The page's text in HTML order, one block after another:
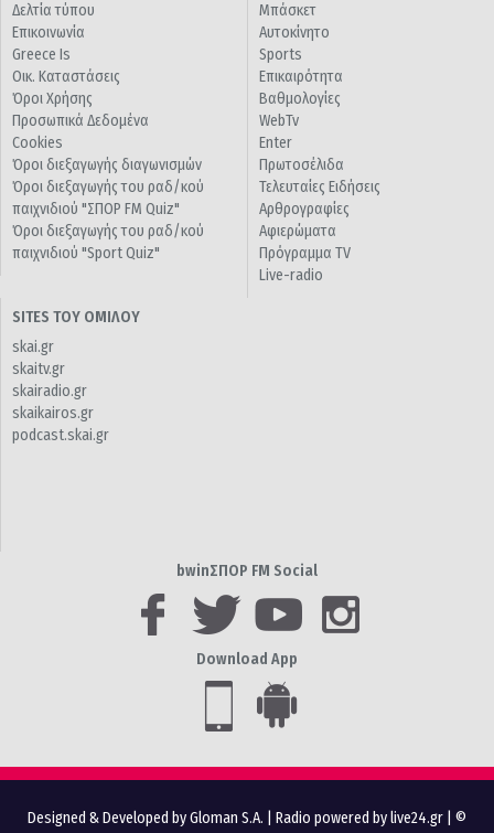
Δελτία τύπου
Επικοινωνία
Greece Is
Οικ. Καταστάσεις
Όροι Χρήσης
Προσωπικά Δεδομένα
Cookies
Όροι διεξαγωγής διαγωνισμών
Όροι διεξαγωγής του ραδ/κού
παιχνιδιού "ΣΠΟΡ FM Quiz"
Όροι διεξαγωγής του ραδ/κού
παιχνιδιού "Sport Quiz"
Μπάσκετ
Αυτοκίνητο
Sports
Επικαιρότητα
Βαθμολογίες
WebTv
Enter
Πρωτοσέλιδα
Τελευταίες Ειδήσεις
Αρθρογραφίες
Αφιερώματα
Πρόγραμμα TV
Live-radio
SITES ΤΟΥ ΟΜΙΛΟΥ
skai.gr
skaitv.gr
skairadio.gr
skaikairos.gr
podcast.skai.gr
bwinΣΠΟΡ FM Social
Download App
Designed & Developed by Gloman S.A. Radio powered by live24.gr | ©